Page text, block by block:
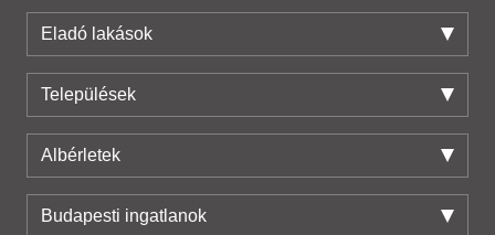
Eladó lakások
Települések
Albérletek
Budapesti ingatlanok